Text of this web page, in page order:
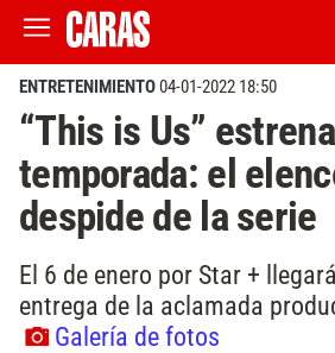
ENTRETENIMIENTO04-01-2022 18:50
“This is Us”
temporada: el
despide de la serie
El 6 de enero por Star +
entrega de la aclamada
Galería de fotos